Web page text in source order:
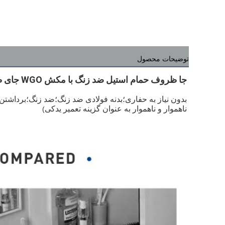
توضیحات محصول
جا ظروف حمام استیل ضد زنگ با مکش WGO جای ظرف صابون مشکی
ناهموار و ناهموار به عنوان گزینه تعمیر یدکی)